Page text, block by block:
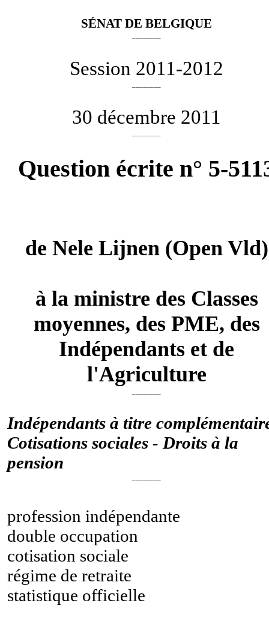
SÉNAT DE BELGIQUE
Session 2011-2012
30 décembre 2011
Question écrite n° 5-
de Nele Lijnen(Open Vld)
à la ministre des Classes
moyennes, des PME, des
Indépendants et de
l'Agriculture
Indépendants à titre
Cotisations sociales - Droits à la
pension
profession indépendante
double occupation
cotisation sociale
régime de retraite
statistique officielle